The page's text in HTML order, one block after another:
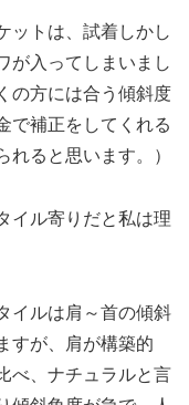
ットは、試着しかし
が入ってしまいまし
の方には合う傾斜度
で補正をしてくれる
ると思います。）
イル寄りだと私は理
イルは肩～首の傾斜
すが、肩が構築的
べ、ナチュラルと言